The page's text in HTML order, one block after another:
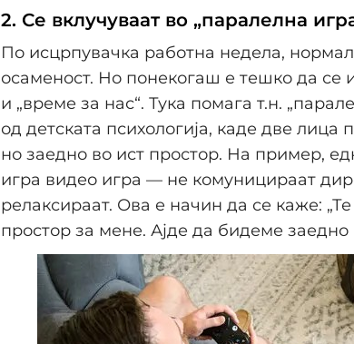
2. Се вклучуваат во „паралелна
По исцрпувачка работна недела,
осаменост. Но понекогаш е тешко да се
и „време за нас“. Тука помага т.н.
од детската психологија, каде две лица
но заедно во ист простор. На пример,
игра видео игра — не комуницираат
релаксираат. Ова е начин да се каже:
простор за мене. Ајде да бидеме заедно